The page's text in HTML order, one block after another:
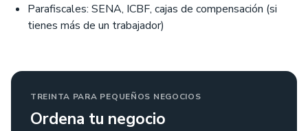
Parafiscales: SENA, ICBF, cajas de compensación (si
tienes más de un trabajador)
TREINTA PARA PEQUEÑOS NEGOCIOS
Ordena tu negocio